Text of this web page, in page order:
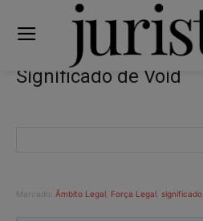
Significado de Void
Marcado: Âmbito Legal Força Legal significado